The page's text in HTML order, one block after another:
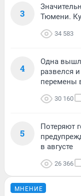
3
Тюмени.
34 583
4
Одна
развелся
перемены
30 160
5
Потеряют
в августе
26 366
МНЕНИЕ